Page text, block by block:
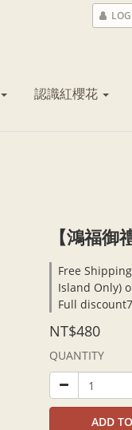
認識紅櫻花
【鴻福御
Free
Island Only)
Full
NT$480
QUANTITY
ADD